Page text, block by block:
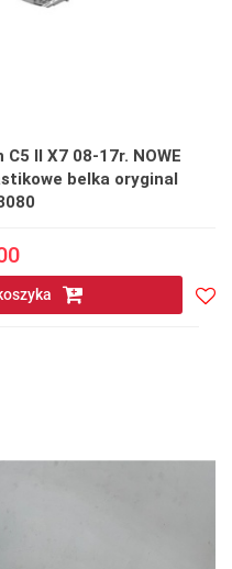
II X7 08-17r. NOWE
belka oryginal